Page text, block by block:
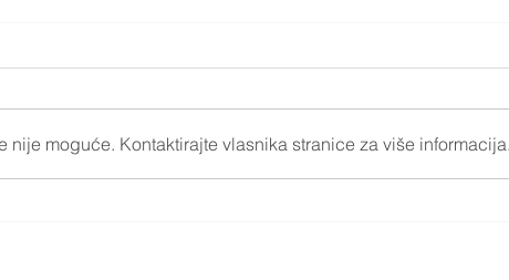
Otključajmo uistinu pokret
nije moguće. Kontaktirajte vlasnika stranice za više informacija.